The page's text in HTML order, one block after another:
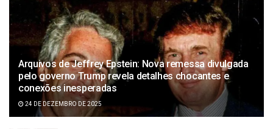
Arquivos de Jeffrey Epstein: Nova remessa divulgada
pelo governo Trump revela detalhes chocantes e
conexões inesperadas
24 DE DEZEMBRO DE 2025